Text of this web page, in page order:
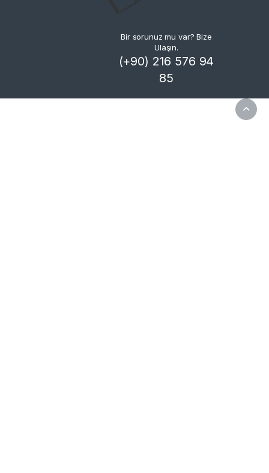
Bir sorunuz mu var? Bize
Ulaşın.
(+90) 216 576 94
85